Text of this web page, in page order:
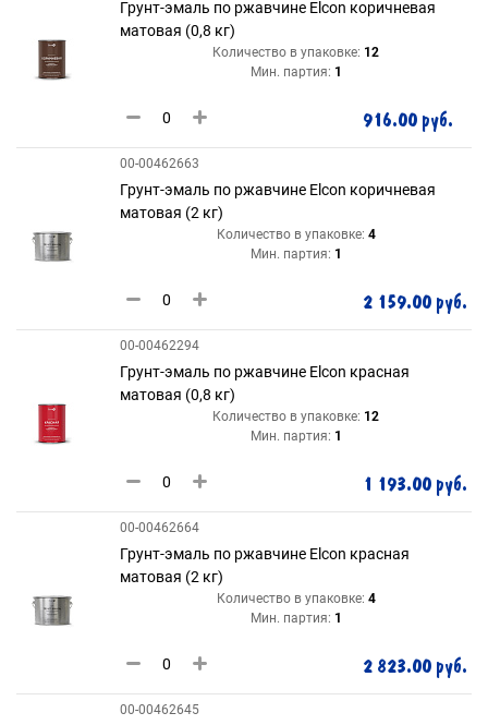
Грунт-эмаль по ржавчине Elcon коричневая
матовая (0,8 кг)
Количество в упаковке: 12
Мин. партия: 1
916.00 руб.
00-00462663
Грунт-эмаль по ржавчине Elcon коричневая
матовая (2 кг)
Количество в упаковке: 4
Мин. партия: 1
2 159.00 руб.
00-00462294
Грунт-эмаль по ржавчине Elcon красная
матовая (0,8 кг)
Количество в упаковке: 12
Мин. партия: 1
1 193.00 руб.
00-00462664
Грунт-эмаль по ржавчине Elcon красная
матовая (2 кг)
Количество в упаковке: 4
Мин. партия: 1
2 823.00 руб.
00-00462645